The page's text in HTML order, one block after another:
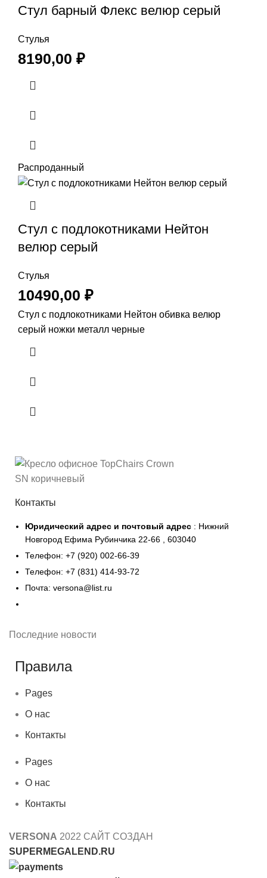
Стул барный Флекс велюр серый
Стулья
8190,00 ₽
Распроданный
Стул с подлокотниками Нейтон
велюр серый
Стулья
10490,00 ₽
Стул с подлокотниками Нейтон обивка велюр
серый ножки металл черные
Контакты
Юридический адрес и почтовый адрес : Нижний
Новгород Ефима Рубинчика 22-66 , 603040
Телефон: +7 (920) 002-66-39
Телефон: +7 (831) 414-93-72
Почта: versona@list.ru
Последние новости
Правила
Pages
О нас
Контакты
Pages
О нас
Контакты
VERSONA 2022 САЙТ СОЗДАН
SUPERMEGALEND.RU